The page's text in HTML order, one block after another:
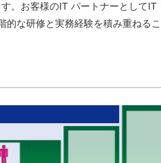
。お客様のIT パートナーとして
な研修と実務経験を積み重ねる